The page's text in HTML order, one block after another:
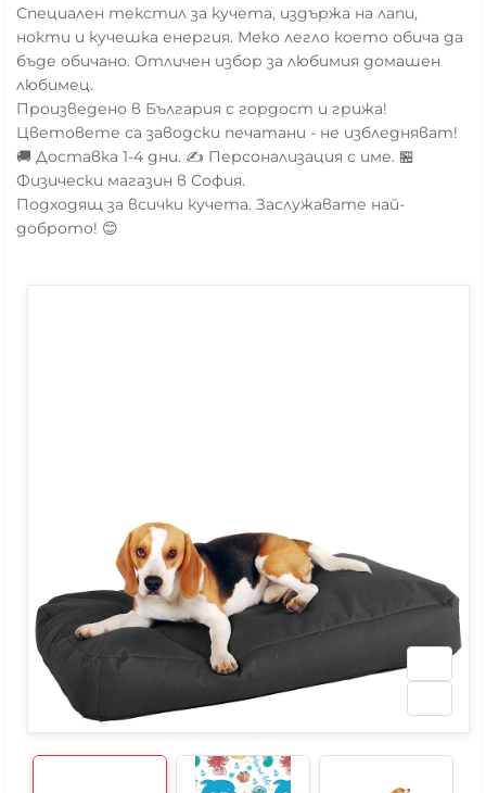
Специален текстил за кучета, издържа на лапи,
нокти и кучешка енергия. Меко легло което обича да
бъде обичано. Отличен избор за любимия домашен
любимец.
Произведено в България с гордост и грижа!
Цветовете са заводски печатани - не избледняват!
🚚 Доставка 1-4 дни. ✍️ Персонализация с име. 🏪
Физически магазин в София.
Подходящ за всички кучета. Заслужавате най-
доброто! 😊